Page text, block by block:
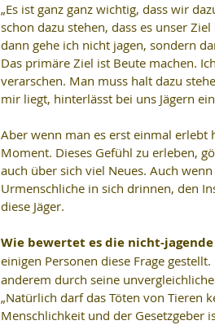
„Es ist ganz ganz wichtig, dass wir
schon dazu stehen, dass es unser
dann gehe ich nicht jagen, sondern
Das primäre Ziel ist Beute machen.
verarschen. Man muss halt dazu
mir liegt, hinterlässt bei uns Jägern
Aber wenn man es erst einmal erlebt
Moment. Dieses Gefühl zu erleben,
auch über sich viel Neues. Auch
Urmenschliche in sich drinnen, den
diese Jäger.
Wie bewertet es die nicht-
einigen Personen diese Frage
anderem durch seine
„Natürlich darf das Töten von Tieren
Menschlichkeit und der Gesetzgeber